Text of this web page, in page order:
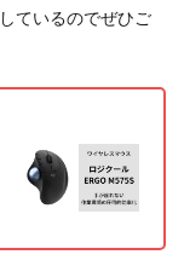
ているのでぜひご